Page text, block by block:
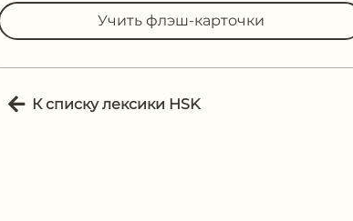
Учить флэш-карточки
К списку лексики HSK